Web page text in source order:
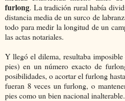
furlong. La tradición rural había
distancia media de un surco de
todo para medir la longitud de un
las actas notariales.
Y llegó el dilema, resultaba
pies) en un número exacto de
posibilidades, o acortar el furlong hasta
fueran 8 veces un furlong, o
pies como un bien nacional inalterable.